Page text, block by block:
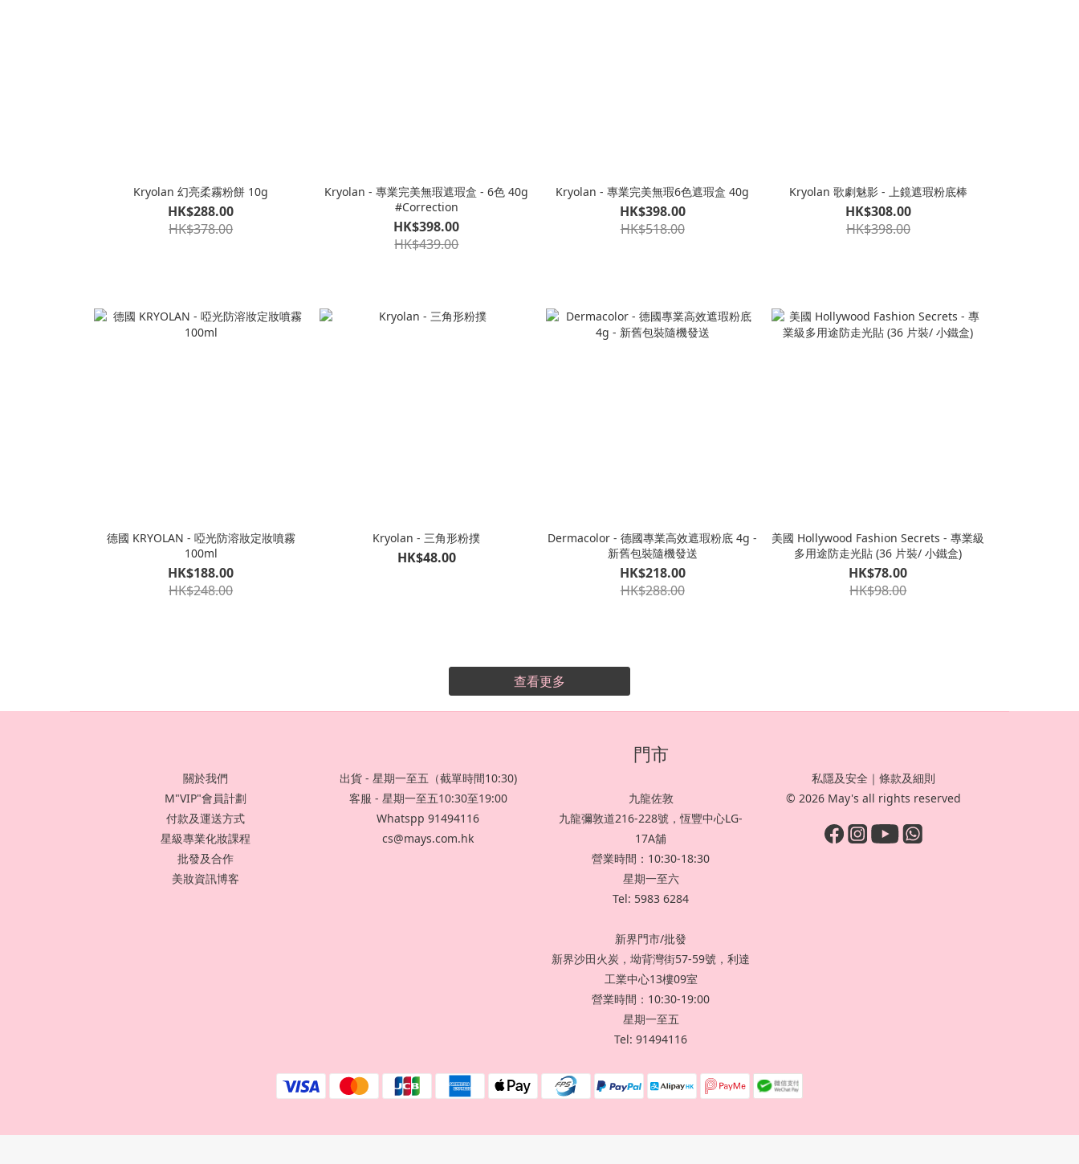
Kryolan 幻亮柔霧粉餅 10g
HK$288.00
HK$378.00
Kryolan - 專業完美無瑕遮瑕盒 - 6色 40g
#Correction
HK$398.00
HK$439.00
Kryolan - 專業完美無瑕6色遮瑕盒 40g
HK$398.00
HK$518.00
Kryolan 歌劇魅影 - 上鏡遮瑕粉底棒
HK$308.00
HK$398.00
德國 KRYOLAN - 啞光防溶妝定妝噴霧
100ml
HK$188.00
HK$248.00
Kryolan - 三角形粉撲
HK$48.00
Dermacolor - 德國專業高效遮瑕粉底 4g -
新舊包裝隨機發送
HK$218.00
HK$288.00
美國 Hollywood Fashion Secrets - 專業級
多用途防走光貼 (36 片裝/ 小鐵盒)
HK$78.00
HK$98.00
查看更多
關於我們
M"VIP"會員計劃
付款及運送方式
星級專業化妝課程
批發及合作
美妝資訊博客
出貨 - 星期一至五（截單時間10:30)
客服 - 星期一至五10:30至19:00
Whatspp 91494116
cs@mays.com.hk
門市
九龍佐敦
九龍彌敦道216-228號，恆豐中心LG-
17A舖
營業時間：10:30-18:30
星期一至六
Tel: 5983 6284
新界門市/批發
新界沙田火炭，坳背灣街57-59號，利達
工業中心13樓09室
營業時間：10:30-19:00
星期一至五
Tel: 91494116
私隱及安全 ｜條款及細則
© 2026 May's all rights reserved